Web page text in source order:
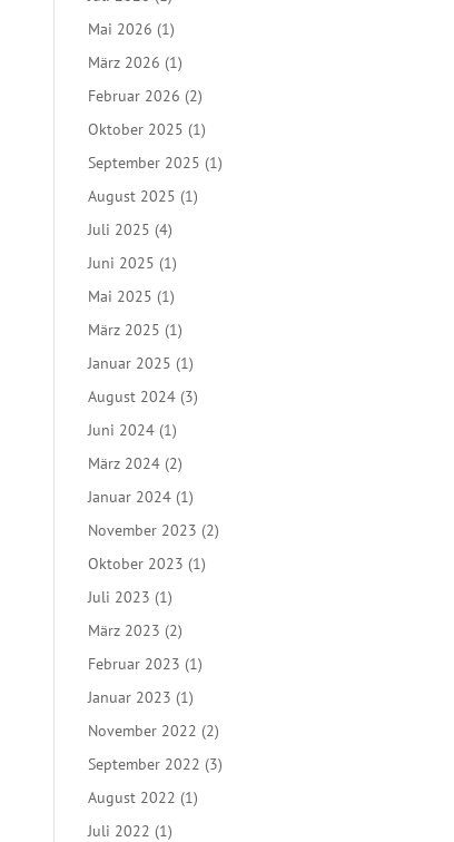
Mai 2026 (1)
März 2026 (1)
Februar 2026 (2)
Oktober 2025 (1)
September 2025 (1)
August 2025 (1)
Juli 2025 (4)
Juni 2025 (1)
Mai 2025 (1)
März 2025 (1)
Januar 2025 (1)
August 2024 (3)
Juni 2024 (1)
März 2024 (2)
Januar 2024 (1)
November 2023 (2)
Oktober 2023 (1)
Juli 2023 (1)
März 2023 (2)
Februar 2023 (1)
Januar 2023 (1)
November 2022 (2)
September 2022 (3)
August 2022 (1)
Juli 2022 (1)